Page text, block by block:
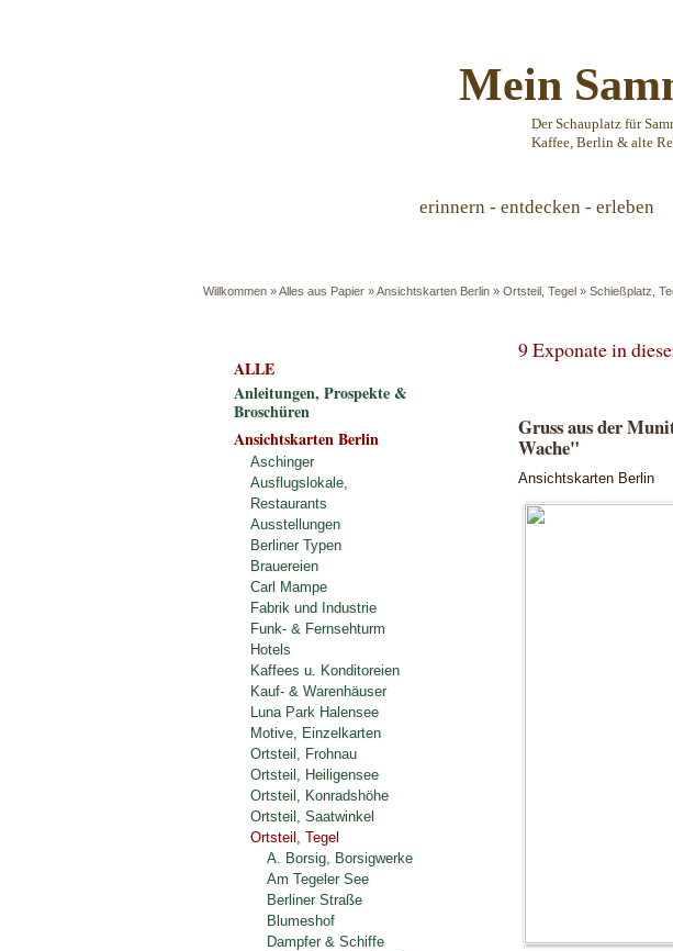
Mein
Der Schauplatz für
Kaffee, Berlin & alte
erinnern - entdecken - erleben
Willkommen »Alles aus Papier »Ansichtskarten Berlin » Ortsteil, Tegel » Schießplatz,
9 Exponate in
Gruss aus der
Wache"
Ansichtskarten Berlin
ALLE
Anleitungen, Prospekte &
Broschüren
Ansichtskarten Berlin
Aschinger
Ausflugslokale,
Restaurants
Ausstellungen
Berliner Typen
Brauereien
Carl Mampe
Fabrik und Industrie
Funk- & Fernsehturm
Hotels
Kaffees u. Konditoreien
Kauf- & Warenhäuser
Luna Park Halensee
Motive, Einzelkarten
Ortsteil, Frohnau
Ortsteil, Heiligensee
Ortsteil, Konradshöhe
Ortsteil, Saatwinkel
Ortsteil, Tegel
A. Borsig, Borsigwerke
Am Tegeler See
Berliner Straße
Blumeshof
Dampfer & Schiffe